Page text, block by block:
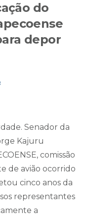
do
depor
Senador da
Kajuru
comissão
de avião ocorrido
cinco anos da
representantes
a